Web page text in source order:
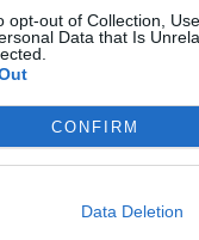
opt-out of Collection,
Data that Is
CONFIRM
Data Deletion
del fondo perduto,
e obbligo di
da esso.
e aggiornamenti
di incoraggiare
della
che decidono di